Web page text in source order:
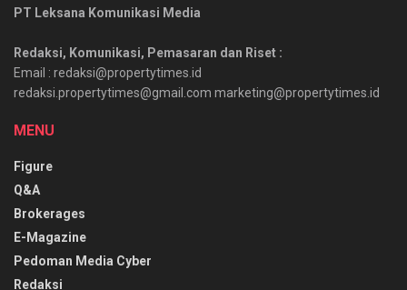
PT Leksana Komunikasi Media
Redaksi, Komunikasi, Pemasaran dan Riset :
Email : redaksi@propertytimes.id
redaksi.propertytimes@gmail.com marketing@propertytimes.id
MENU
Figure
Q&A
Brokerages
E-Magazine
Pedoman Media Cyber
Redaksi